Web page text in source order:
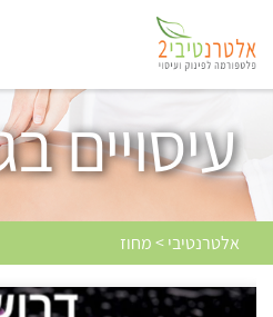
עיסויים
אלטרנטיבי > מחוז